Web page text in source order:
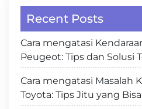
Recent Posts
Cara mengatasi
Peugeot: Tips dan Solusi
Cara mengatasi Masalah
Toyota: Tips Jitu yang